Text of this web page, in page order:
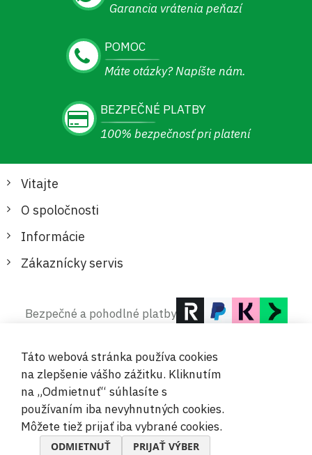
Garancia vrátenia peňazí
POMOC
Máte otázky? Napíšte nám.
BEZPEČNÉ PLATBY
100% bezpečnosť pri platení
Vitajte
O spoločnosti
Informácie
Zákaznícky servis
Bezpečné a pohodlné platby
© 2019-2026 Megamix s.r.o.
Táto webová stránka používa cookies
na zlepšenie vášho zážitku. Kliknutím
na „Odmietnuť“ súhlasíte s
používaním iba nevyhnutných cookies.
Môžete tiež prijať iba vybrané cookies.
ODMIETNUŤ PRIJAŤ VÝBER